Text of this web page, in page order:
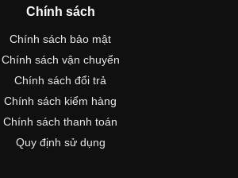
Chính sách
Chính sách bảo mật
Chính sách vận chuyển
Chính sách đổi trả
Chính sách kiểm hàng
Chính sách thanh toán
Quy định sử dụng